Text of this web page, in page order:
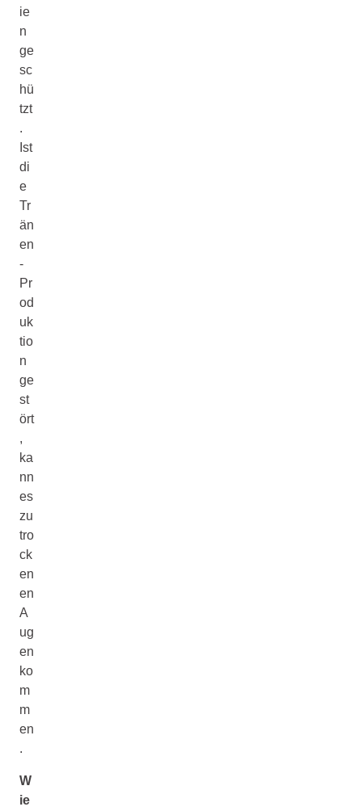
ie
n
ge
sc
hü
tzt
.
Ist
di
e
Tr
än
en
-
Pr
od
uk
tio
n
ge
st
ört
,
ka
nn
es
zu
tro
ck
en
en
A
ug
en
ko
m
m
en
.
W
ie